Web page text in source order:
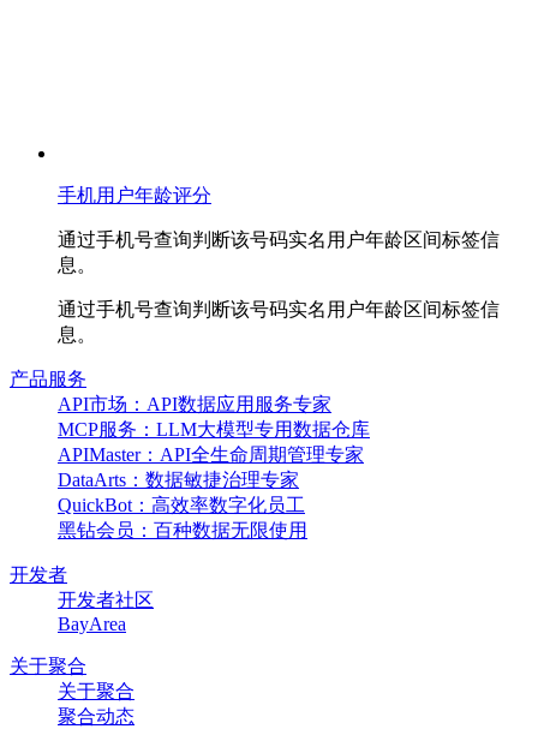
手机用户年龄评分
通过手机号查询判断该号码实名用户年龄区间标签信
息。
通过手机号查询判断该号码实名用户年龄区间标签信
息。
产品服务
API市场：API数据应用服务专家
MCP服务：LLM大模型专用数据仓库
APIMaster：API全生命周期管理专家
DataArts：数据敏捷治理专家
QuickBot：高效率数字化员工
黑钻会员：百种数据无限使用
开发者
开发者社区
BayArea
关于聚合
关于聚合
聚合动态